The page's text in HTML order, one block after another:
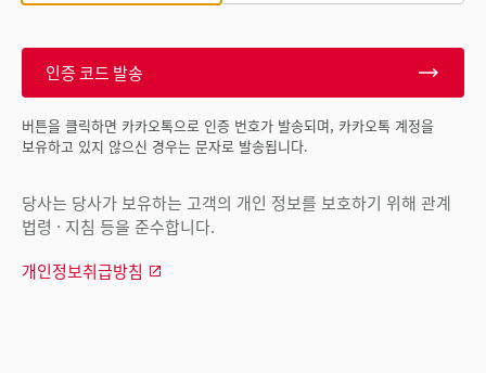
인증 코드 발송
버튼을 클릭하면 카카오톡으로 인증 번호가 발송되며, 카카오톡 계정을
보유하고 있지 않으신 경우는 문자로 발송됩니다.
당사는 당사가 보유하는 고객의 개인 정보를 보호하기 위해 관계
법령 · 지침 등을 준수합니다.
개인정보취급방침